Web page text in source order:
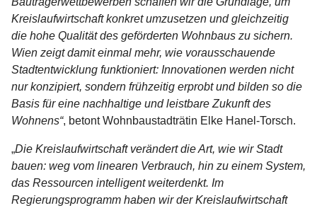
Kreislaufwirtschaft konkret umzusetzen und gleichzeitig
die hohe Qualität des geförderten Wohnbaus zu sichern.
Wien zeigt damit einmal mehr, wie vorausschauende
Stadtentwicklung funktioniert: Innovationen werden nicht
nur konzipiert, sondern frühzeitig erprobt und bilden so die
Basis für eine nachhaltige und leistbare Zukunft des
Wohnens“, betont Wohnbaustadträtin Elke Hanel-Torsch.
„Die Kreislaufwirtschaft verändert die Art, wie wir Stadt
bauen: weg vom linearen Verbrauch, hin zu einem System,
das Ressourcen intelligent weiterdenkt. Im
Regierungsprogramm haben wir der Kreislaufwirtschaft